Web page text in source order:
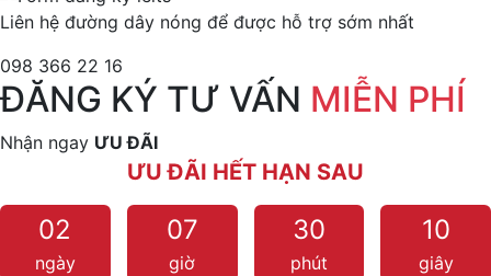
Liên hệ đường dây nóng để được hỗ trợ sớm nhất
098 366 22 16
ĐĂNG KÝ TƯ VẤN MIỄN PHÍ
Nhận ngay ƯU ĐÃI
ƯU ĐÃI HẾT HẠN SAU
02
ngày
07
giờ
30
phút
10
giây